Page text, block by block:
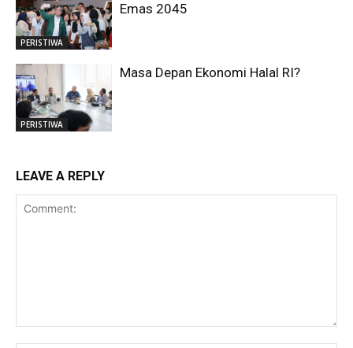
PERISTIWA
Emas 2045
PERISTIWA
Masa Depan Ekonomi Halal RI?
LEAVE A REPLY